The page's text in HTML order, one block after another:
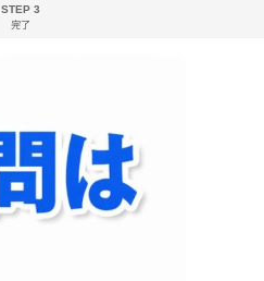
STEP 3
完了